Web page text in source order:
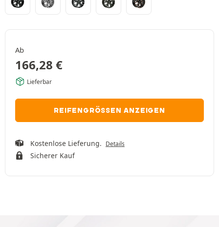
Ab
166,28 €
Lieferbar
REIFENGRÖSSEN ANZEIGEN
Kostenlose Lieferung. Details
Sicherer Kauf